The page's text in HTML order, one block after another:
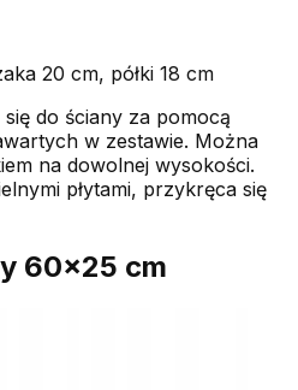
20 cm, półki 18 cm
do ściany za pomocą
w zestawie. Można
na dowolnej wysokości.
płytami, przykręca się
60x25 cm